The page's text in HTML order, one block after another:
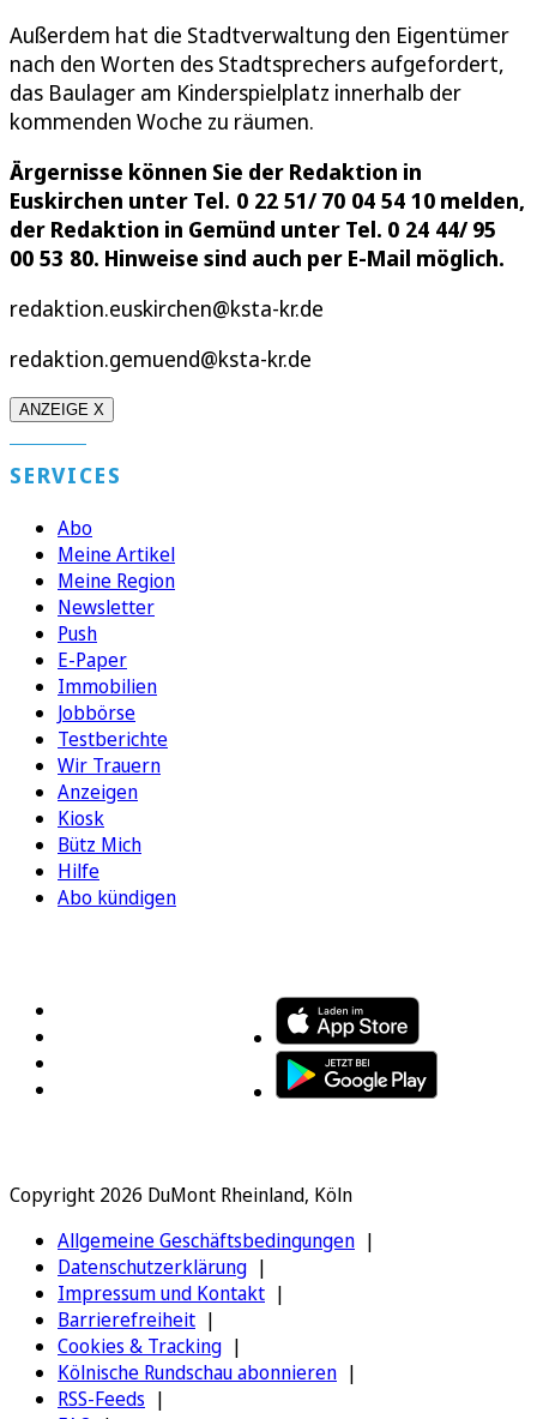
Außerdem hat die Stadtverwaltung den Eigentümer
nach den Worten des Stadtsprechers aufgefordert,
das Baulager am Kinderspielplatz innerhalb der
kommenden Woche zu räumen.
Ärgernisse können Sie der Redaktion in
Euskirchen unter Tel. 0 22 51/ 70 04 54 10 melden,
der Redaktion in Gemünd unter Tel. 0 24 44/ 95
00 53 80. Hinweise sind auch per E-Mail möglich.
redaktion.euskirchen@ksta-kr.de
redaktion.gemuend@ksta-kr.de
ANZEIGE X
SERVICES
Abo
Meine Artikel
Meine Region
Newsletter
Push
E-Paper
Immobilien
Jobbörse
Testberichte
Wir Trauern
Anzeigen
Kiosk
Bütz Mich
Hilfe
Abo kündigen
Copyright 2026 DuMont Rheinland, Köln
Allgemeine Geschäftsbedingungen
Datenschutzerklärung
Impressum und Kontakt
Barrierefreiheit
Cookies & Tracking
Kölnische Rundschau abonnieren
RSS-Feeds